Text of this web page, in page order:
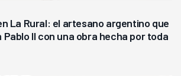
La Rural: el artesano argentino que
II con una obra hecha por toda